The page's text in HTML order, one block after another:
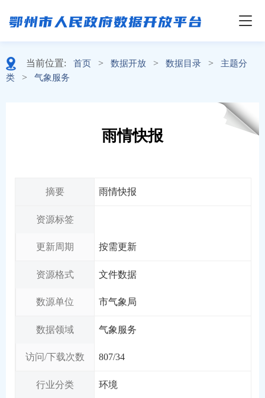
当前位置: 首页 > 数据开放 > 数据目录 >
主题分
类
> 气象服务
雨情快报
摘要 雨情快报
资源标签
更新周期 按需更新
资源格式 文件数据
数源单位 市气象局
数据领域 气象服务
访问/下载次数 807/34
行业分类 环境